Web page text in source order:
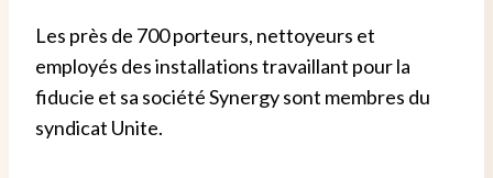
Les près de 700 porteurs, nettoyeurs et
employés des installations travaillant pour la
fiducie et sa société Synergy sont membres du
syndicat Unite.